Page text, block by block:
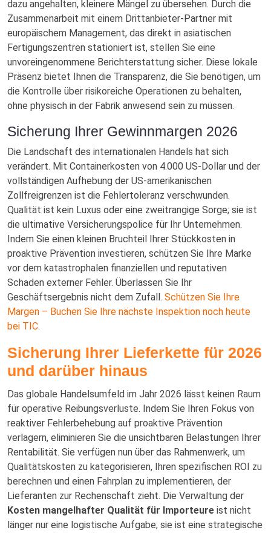
dazu angehalten, kleinere Mängel zu übersehen. Durch die
Zusammenarbeit mit einem Drittanbieter-Partner mit
europäischem Management, das direkt in asiatischen
Fertigungszentren stationiert ist, stellen Sie eine
unvoreingenommene Berichterstattung sicher. Diese lokale
Präsenz bietet Ihnen die Transparenz, die Sie benötigen, um
die Kontrolle über risikoreiche Operationen zu behalten,
ohne physisch in der Fabrik anwesend sein zu müssen.
Sicherung Ihrer Gewinnmargen 2026
Die Landschaft des internationalen Handels hat sich
verändert. Mit Containerkosten von 4.000 US-Dollar und der
vollständigen Aufhebung der US-amerikanischen
Zollfreigrenzen ist die Fehlertoleranz verschwunden.
Qualität ist kein Luxus oder eine zweitrangige Sorge; sie ist
die ultimative Versicherungspolice für Ihr Unternehmen.
Indem Sie einen kleinen Bruchteil Ihrer Stückkosten in
proaktive Prävention investieren, schützen Sie Ihre Marke
vor dem katastrophalen finanziellen und reputativen
Schaden externer Fehler. Überlassen Sie Ihr
Geschäftsergebnis nicht dem Zufall. Schützen Sie Ihre
Margen – Buchen Sie Ihre nächste Inspektion noch heute
bei TIC.
Sicherung Ihrer Lieferkette für 2026
und darüber hinaus
Das globale Handelsumfeld im Jahr 2026 lässt keinen Raum
für operative Reibungsverluste. Indem Sie Ihren Fokus von
reaktiver Fehlerbehebung auf proaktive Prävention
verlagern, eliminieren Sie die unsichtbaren Belastungen Ihrer
Rentabilität. Sie verfügen nun über das Rahmenwerk, um
Qualitätskosten zu kategorisieren, Ihren spezifischen ROI zu
berechnen und einen Fahrplan zu implementieren, der
Lieferanten zur Rechenschaft zieht. Die Verwaltung der
Kosten mangelhafter Qualität für Importeure ist nicht
länger nur eine logistische Aufgabe; sie ist eine strategische